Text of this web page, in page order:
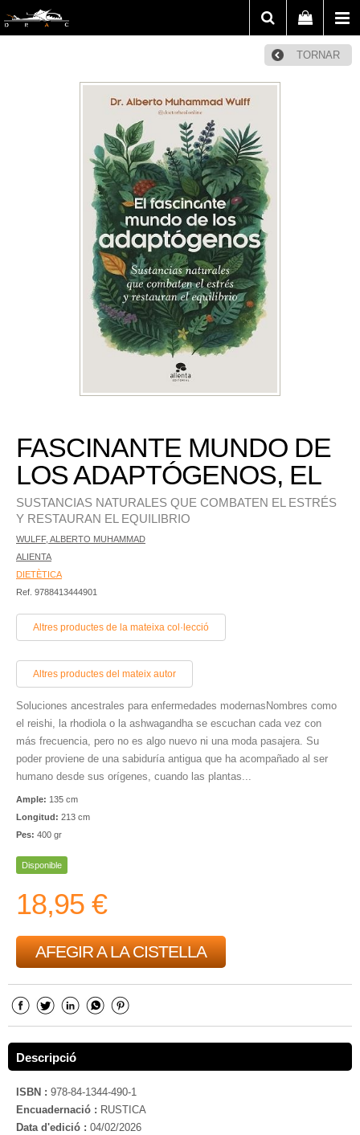
TORNAR
FASCINANTE MUNDO DE
LOS ADAPTÓGENOS, EL
SUSTANCIAS NATURALES QUE COMBATEN EL ESTRÉS
Y RESTAURAN EL EQUILIBRIO
WULFF, ALBERTO MUHAMMAD
ALIENTA
DIETÈTICA
Ref. 9788413444901
Altres productes de la mateixa col·lecció
Altres productes del mateix autor
Soluciones ancestrales para enfermedades modernasNombres como
el reishi, la rhodiola o la ashwagandha se escuchan cada vez con
más frecuencia, pero no es algo nuevo ni una moda pasajera. Su
poder proviene de una sabiduría antigua que ha acompañado al ser
humano desde sus orígenes, cuando las plantas...
Ample: 135 cm
Longitud: 213 cm
Pes: 400 gr
Disponible
18,95 €
AFEGIR A LA CISTELLA
Descripció
ISBN : 978-84-1344-490-1
Encuadernació : RUSTICA
Data d'edició : 04/02/2026